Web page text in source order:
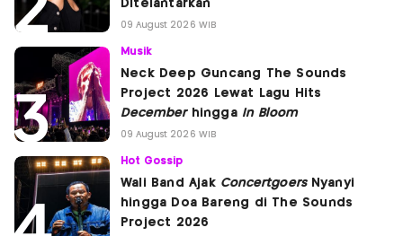
Ditelantarkan
09 August 2026 WIB
Musik
Neck Deep Guncang The Sounds
Project 2026 Lewat Lagu Hits
Decemberhingga In Bloom
09 August 2026 WIB
Hot Gossip
Wali Band Ajak ConcertgoersNyanyi
hingga Doa Bareng di The Sounds
Project 2026